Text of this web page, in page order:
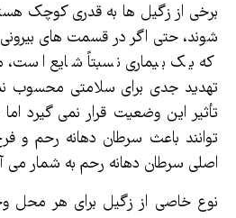
برخی از زگیل ها به قدری کوچک
شوند، حتی اگر در قسمت های
که یک بیماری نسبتاً شایع است،
تهدید جدی برای سلامتی محسوب
توانند باعث سرطان دهانه رحم و
اصلی سرطان دهانه رحم به شمار می
نوع خاصی از زگیل برای هر محل